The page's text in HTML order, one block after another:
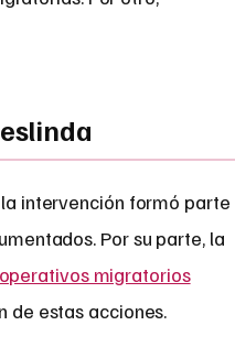
intervención formó parte
Por su parte, la
operativos migratorios
de estas acciones.